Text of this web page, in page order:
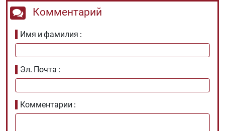
Комментарий
Имя и фамилия
Эл. Почта
Комментарии